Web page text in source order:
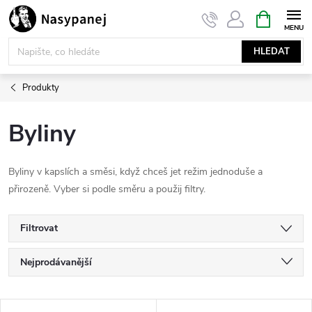
Přejít
na
obsah
HLEDAT
NÁKUPNÍ
KOŠÍK
Produkty
Byliny
Byliny v kapslích a směsi, když chceš jet režim jednoduše a
přirozeně. Vyber si podle směru a použij filtry.
Filtrovat
Ř
a
Nejprodávanější